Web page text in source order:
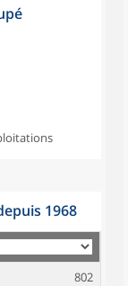
1968
802